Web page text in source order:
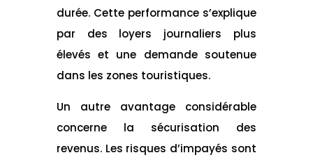
durée. Cette performance s’explique
par des loyers journaliers plus
élevés et une demande soutenue
dans les zones touristiques.
Un autre avantage considérable
concerne la sécurisation des
revenus. Les risques d’impayés sont